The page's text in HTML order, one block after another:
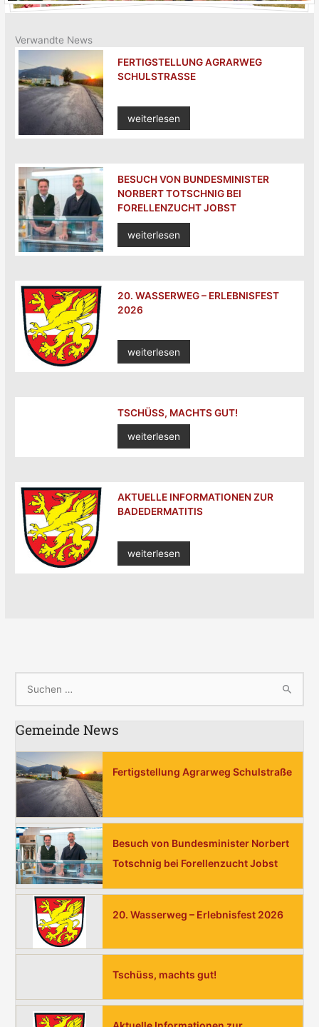
Verwandte News
FERTIGSTELLUNG AGRARWEG
SCHULSTRASSE
weiterlesen
BESUCH VON BUNDESMINISTER
NORBERT TOTSCHNIG BEI
FORELLENZUCHT JOBST
weiterlesen
20. WASSERWEG – ERLEBNISFEST
2026
weiterlesen
TSCHÜSS, MACHTS GUT!
weiterlesen
AKTUELLE INFORMATIONEN ZUR
BADEDERMATITIS
weiterlesen
c
h
e
a
c
h
:
Gemeinde News
Fertigstellung Agrarweg Schulstraße
Besuch von Bundesminister Norbert
Totschnig bei Forellenzucht Jobst
20. Wasserweg – Erlebnisfest 2026
Tschüss, machts gut!